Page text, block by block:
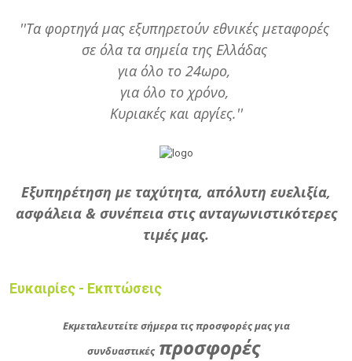
''Τα φορτηγά μας εξυπηρετούν εθνικές μεταφορές
σε όλα τα σημεία της Ελλάδας
για όλο το 24ωρο,
για όλο το χρόνο,
Κυριακές και αργίες.''
Εξυπηρέτηση με ταχύτητα, απόλυτη ευελιξία,
ασφάλεια & συνέπεια στις ανταγωνιστικότερες
τιμές μας.
Ευκαιρίες - Εκπτώσεις
Εκμεταλευτείτε σήμερα τις προσφορές μας για
συνδυαστικές προσφορές